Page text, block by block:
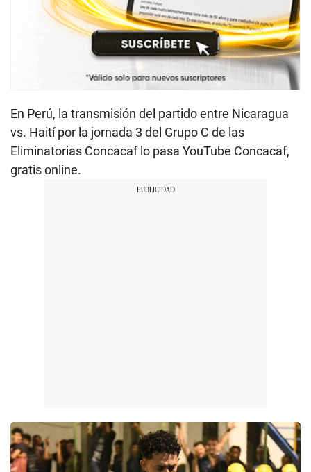
En Perú, la transmisión del partido entre Nicaragua
vs. Haití por la jornada 3 del Grupo C de las
Eliminatorias Concacaf lo pasa YouTube Concacaf,
gratis online.